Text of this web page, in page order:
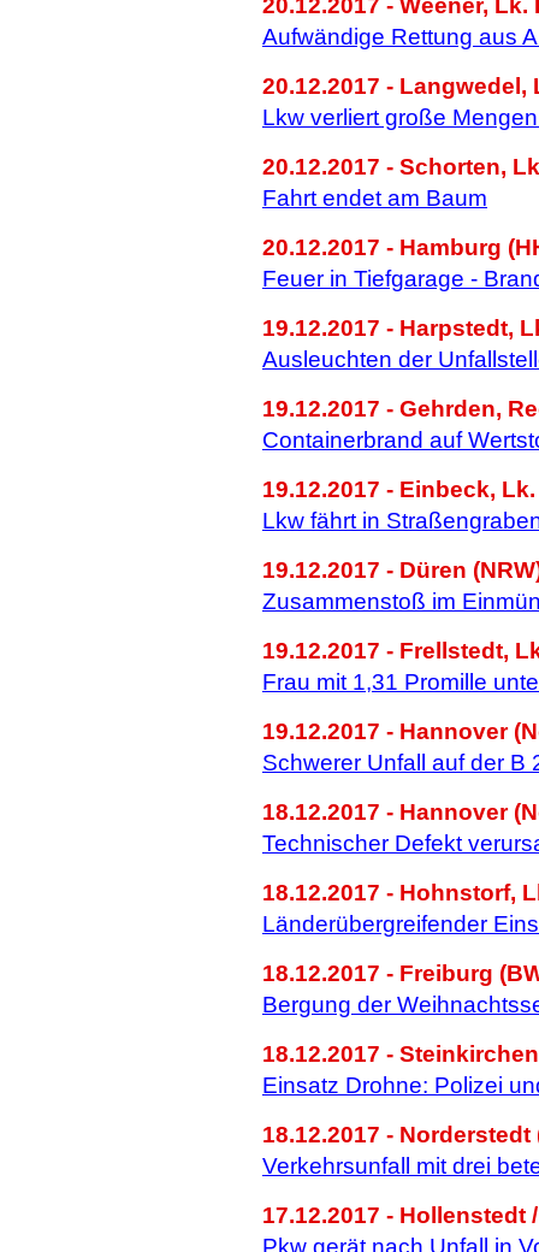
20.12.2017 - Weener, Lk.
Aufwändige Rettung aus
20.12.2017 - Langwedel,
Lkw verliert große
20.12.2017 - Schorten,
Fahrt endet am Baum
20.12.2017 - Hamburg
Feuer in Tiefgarage -
19.12.2017 - Harpstedt,
Ausleuchten der
19.12.2017 - Gehrden,
Containerbrand auf
19.12.2017 - Einbeck,
Lkw fährt in
19.12.2017 - Düren
Zusammenstoß im
19.12.2017 - Frellstedt,
Frau mit 1,31 Promille
19.12.2017 - Hannover
Schwerer Unfall auf der B
18.12.2017 - Hannover
Technischer Defekt
18.12.2017 - Hohnstorf,
Länderübergreifender
18.12.2017 - Freiburg
Bergung der
18.12.2017 -
Einsatz Drohne: Polizei
18.12.2017 - Norderstedt
Verkehrsunfall mit drei
17.12.2017 - Hollenstedt
Pkw gerät nach Unfall in